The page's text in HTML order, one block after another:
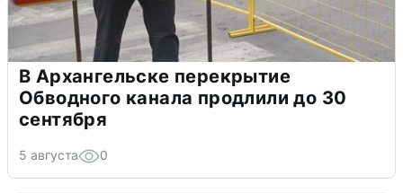
В Архангельске перекрытие
Обводного канала продлили до 30
сентября
5 августа 0